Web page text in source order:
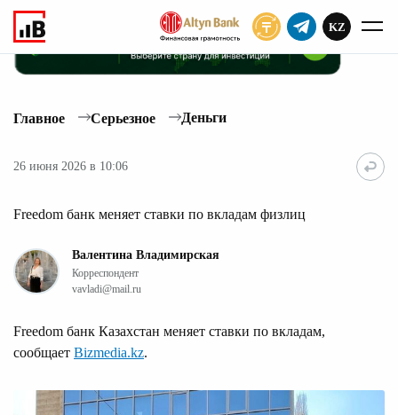
KZ
Главное Серьезное Деньги
26 июня 2026 в 10:06
Freedom банк меняет ставки по вкладам физлиц
Валентина Владимирская
Корреспондент
vavladi@mail.ru
Freedom банк Казахстан меняет ставки по вкладам,
сообщает Bizmedia.kz.